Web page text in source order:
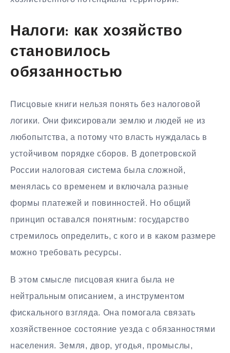
Налоги: как хозяйство
становилось
обязанностью
Писцовые книги нельзя понять без налоговой
логики. Они фиксировали землю и людей не из
любопытства, а потому что власть нуждалась в
устойчивом порядке сборов. В допетровской
России налоговая система была сложной,
менялась со временем и включала разные
формы платежей и повинностей. Но общий
принцип оставался понятным: государство
стремилось определить, с кого и в каком размере
можно требовать ресурсы.
В этом смысле писцовая книга была не
нейтральным описанием, а инструментом
фискального взгляда. Она помогала связать
хозяйственное состояние уезда с обязанностями
населения. Земля, двор, угодья, промыслы,